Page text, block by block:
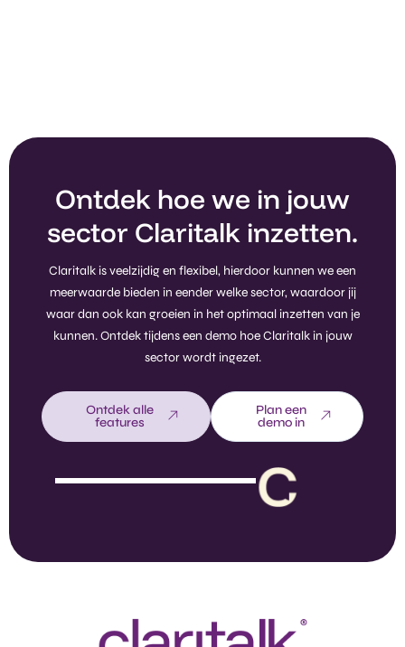
Ontdek hoe we in jouw
sector Claritalk inzetten.
Claritalk is veelzijdig en flexibel, hierdoor kunnen we een
meerwaarde bieden in eender welke sector, waardoor jij
waar dan ook kan groeien in het optimaal inzetten van je
kunnen. Ontdek tijdens een demo hoe Claritalk in jouw
sector wordt ingezet.
Ontdek alle
features
Plan een
demo in